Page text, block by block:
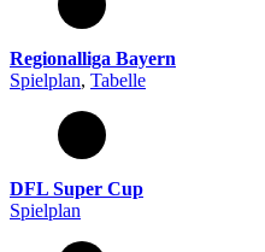
Regionalliga Bayern
Spielplan, Tabelle
DFL Super Cup
Spielplan